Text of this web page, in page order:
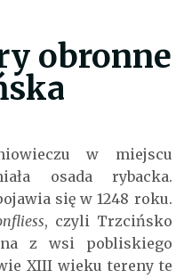
obronne
w miejscu
osada rybacka.
się w 1248 roku.
, czyli Trzcińsko
z wsi pobliskiego
XIII wieku tereny te